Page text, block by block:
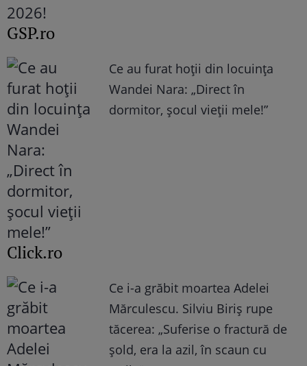
GSP.ro
Ce au furat hoții din locuința
Wandei Nara: „Direct în
dormitor, șocul vieții mele!”
Click.ro
Ce i-a grăbit moartea Adelei
Mărculescu. Silviu Biriș rupe
tăcerea: „Suferise o fractură de
șold, era la azil, în scaun cu